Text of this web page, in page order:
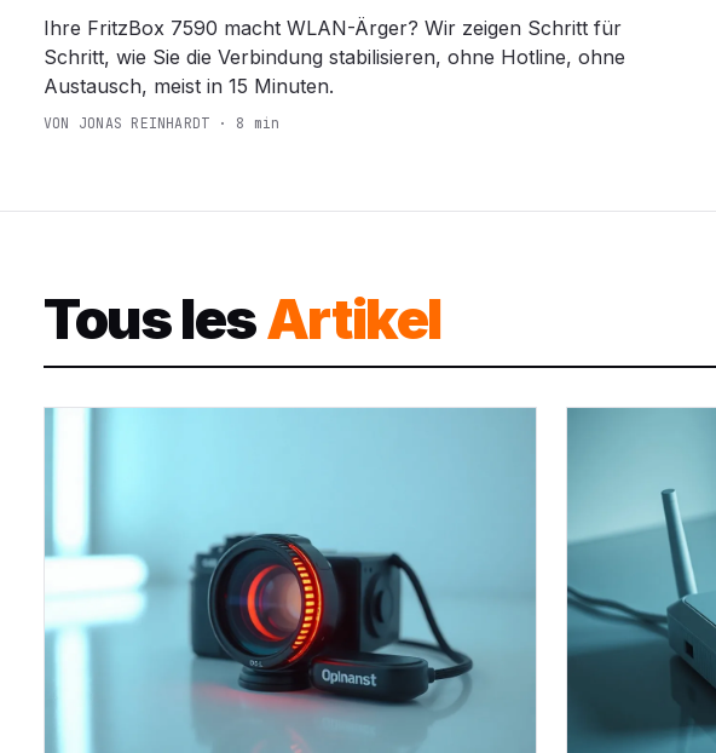
Ihre FritzBox 7590 macht WLAN-Ärger? Wir zeigen Schritt für
Schritt, wie Sie die Verbindung stabilisieren, ohne Hotline, ohne
Austausch, meist in 15 Minuten.
VON JONAS REINHARDT · 8 min
Tous lesArtikel